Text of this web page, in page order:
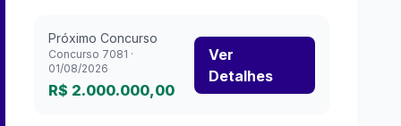
Próximo Concurso
Concurso 7081 ·
01/08/2026
R$ 2.000.000,00
Ver
Detalhes